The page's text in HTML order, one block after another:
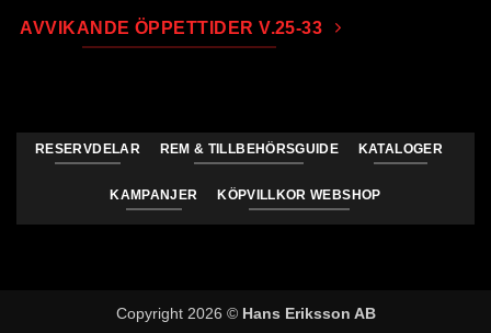
AVVIKANDE ÖPPETTIDER V.25-33
RESERVDELAR REM & TILLBEHÖRSGUIDE KATALOGER
KAMPANJER KÖPVILLKOR WEBSHOP
Copyright 2026 © Hans Eriksson AB